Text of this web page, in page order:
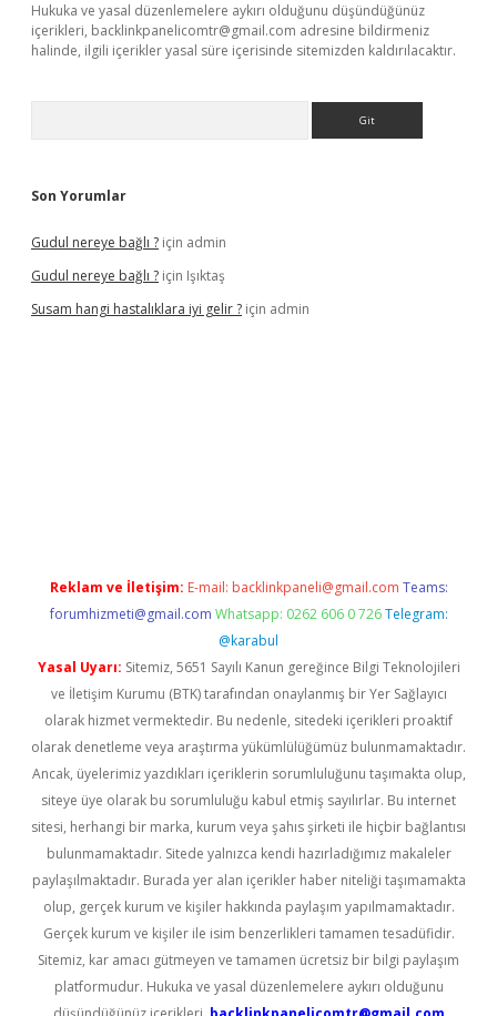
Hukuka ve yasal düzenlemelere aykırı olduğunu düşündüğünüz
içerikleri, backlinkpanelicomtr@gmail.com adresine bildirmeniz
halinde, ilgili içerikler yasal süre içerisinde sitemizden kaldırılacaktır.
Son Yorumlar
Gudul nereye bağlı ? için admin
Gudul nereye bağlı ? için Işıktaş
Susam hangi hastalıklara iyi gelir ? için admin
Reklam ve İletişim: E-mail: backlinkpaneli@gmail.com Teams:
forumhizmeti@gmail.com Whatsapp: 0262 606 0 726 Telegram:
@karabul
Yasal Uyarı: Sitemiz, 5651 Sayılı Kanun gereğince Bilgi Teknolojileri
ve İletişim Kurumu (BTK) tarafından onaylanmış bir Yer Sağlayıcı
olarak hizmet vermektedir. Bu nedenle, sitedeki içerikleri proaktif
olarak denetleme veya araştırma yükümlülüğümüz bulunmamaktadır.
Ancak, üyelerimiz yazdıkları içeriklerin sorumluluğunu taşımakta olup,
siteye üye olarak bu sorumluluğu kabul etmiş sayılırlar. Bu internet
sitesi, herhangi bir marka, kurum veya şahıs şirketi ile hiçbir bağlantısı
bulunmamaktadır. Sitede yalnızca kendi hazırladığımız makaleler
paylaşılmaktadır. Burada yer alan içerikler haber niteliği taşımamakta
olup, gerçek kurum ve kişiler hakkında paylaşım yapılmamaktadır.
Gerçek kurum ve kişiler ile isim benzerlikleri tamamen tesadüfidir.
Sitemiz, kar amacı gütmeyen ve tamamen ücretsiz bir bilgi paylaşım
platformudur. Hukuka ve yasal düzenlemelere aykırı olduğunu